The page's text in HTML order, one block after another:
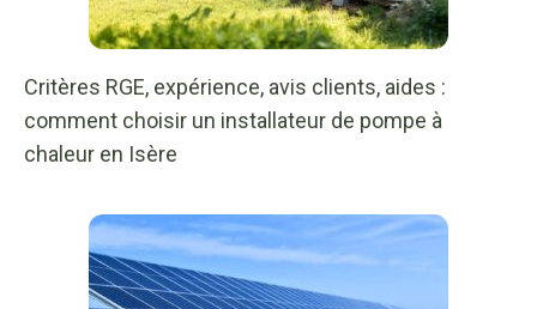
Critères RGE, expérience, avis clients, aides :
comment choisir un installateur de pompe à
chaleur en Isère